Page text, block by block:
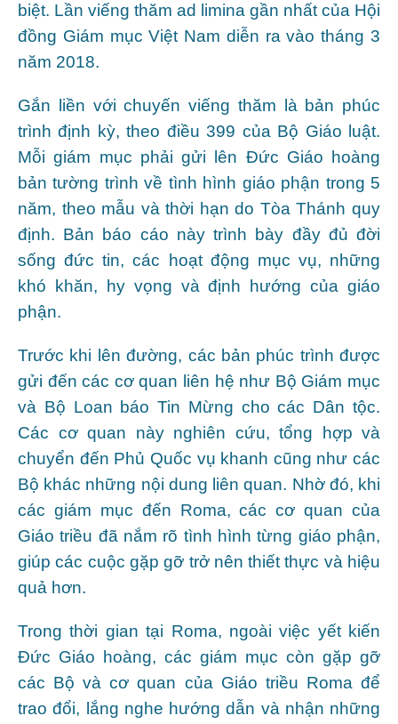
biệt. Lần viếng thăm ad limina gần nhất của Hội
đồng Giám mục Việt Nam diễn ra vào tháng 3
năm 2018.
Gắn liền với chuyến viếng thăm là bản phúc
trình định kỳ, theo điều 399 của Bộ Giáo luật.
Mỗi giám mục phải gửi lên Đức Giáo hoàng
bản tường trình về tình hình giáo phận trong 5
năm, theo mẫu và thời hạn do Tòa Thánh quy
định. Bản báo cáo này trình bày đầy đủ đời
sống đức tin, các hoạt động mục vụ, những
khó khăn, hy vọng và định hướng của giáo
phận.
Trước khi lên đường, các bản phúc trình được
gửi đến các cơ quan liên hệ như Bộ Giám mục
và Bộ Loan báo Tin Mừng cho các Dân tộc.
Các cơ quan này nghiên cứu, tổng hợp và
chuyển đến Phủ Quốc vụ khanh cũng như các
Bộ khác những nội dung liên quan. Nhờ đó, khi
các giám mục đến Roma, các cơ quan của
Giáo triều đã nắm rõ tình hình từng giáo phận,
giúp các cuộc gặp gỡ trở nên thiết thực và hiệu
quả hơn.
Trong thời gian tại Roma, ngoài việc yết kiến
Đức Giáo hoàng, các giám mục còn gặp gỡ
các Bộ và cơ quan của Giáo triều Roma để
trao đổi, lắng nghe hướng dẫn và nhận những